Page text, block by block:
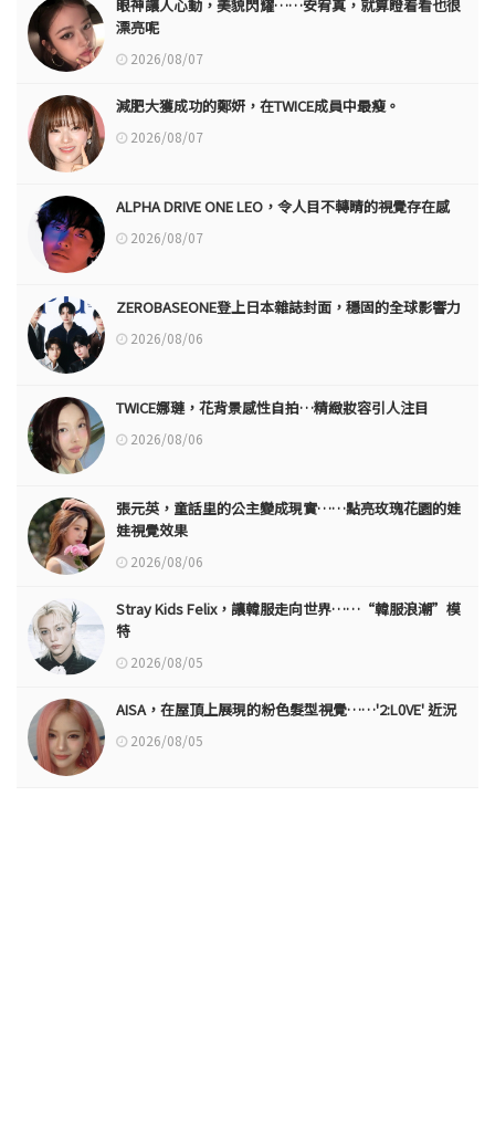
眼神讓人心動，美貌閃耀……安宥真，就算瞪着看也很
漂亮呢
2026/08/07
減肥大獲成功的鄭妍，在TWICE成員中最瘦。
2026/08/07
ALPHA DRIVE ONE LEO，令人目不轉睛的視覺存在感
2026/08/07
ZEROBASEONE登上日本雜誌封面，穩固的全球影響力
2026/08/06
TWICE娜璉，花背景感性自拍…精緻妝容引人注目
2026/08/06
張元英，童話里的公主變成現實……點亮玫瑰花園的娃
娃視覺效果
2026/08/06
Stray Kids Felix，讓韓服走向世界……“韓服浪潮”模
特
2026/08/05
AISA，在屋頂上展現的粉色髮型視覺……'2:L0VE' 近況
2026/08/05